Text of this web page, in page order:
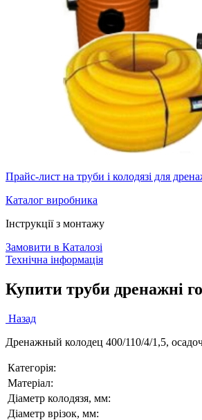
Прайс-лист на труби і колодязі для
Каталог виробника
Інструкції з монтажу
Замовити в Каталозі
Технічна інформація
Купити труби дренажні
Назад
Дренажный колодец 400/110/4/1,5,
Категорія:
Матеріал:
Діаметр колодязя, мм:
Діаметр врізок, мм: